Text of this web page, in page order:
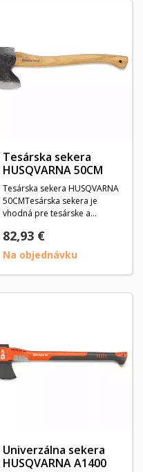
Tesárska sekera
HUSQVARNA 50CM
Tesárska sekera HUSQVARNA
50CMTesárska sekera je
vhodná pre tesárske a
82,93 €
Na objednávku
Univerzálna sekera
HUSQVARNA A1400